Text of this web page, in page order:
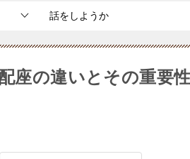
話をしようか
座の違いとその重要性